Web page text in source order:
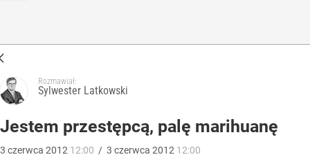
Rozmawiał:
Sylwester Latkowski
Jestem przestępcą, palę marihuanę
3 czerwca 2012 12:00 / 3 czerwca 2012 12:00